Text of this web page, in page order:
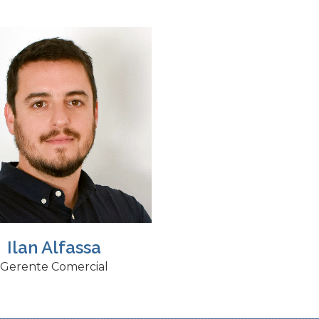
Ilan Alfassa
Gerente Comercial